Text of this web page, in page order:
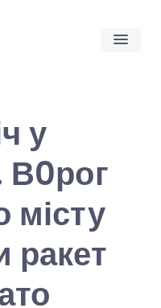
у
В0рог
місту
ракет